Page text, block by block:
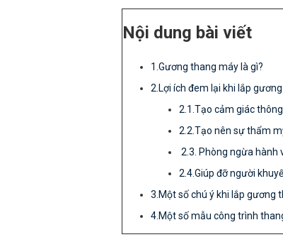
Nội dung bài viết
1.Gương thang máy là gì?
2.Lợi ích đem lại khi lắp
2.1.Tạo cảm giác
2.2.Tạo nên sự thẩm
2.3. Phòng ngừa hành
2.4.Giúp đỡ người
3.Một số chú ý khi lắp gương
4.Một số mẫu công trình